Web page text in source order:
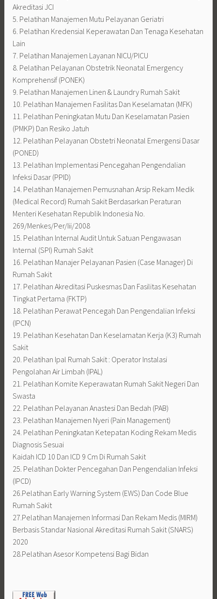
Akreditasi JCI
5. Pelatihan Manajemen Mutu Pelayanan Geriatri
6. Pelatihan Kredensial Keperawatan Dan Tenaga Kesehatan
Lain
7. Pelatihan Manajemen Layanan NICU/PICU
8. Pelatihan Pelayanan Obstetrik Neonatal Emergency
Komprehensif (PONEK)
9. Pelatihan Manajemen Linen & Laundry Rumah Sakit
10. Pelatihan Manajemen Fasilitas Dan Keselamatan (MFK)
11. Pelatihan Peningkatan Mutu Dan Keselamatan Pasien
(PMKP) Dan Resiko Jatuh
12. Pelatihan Pelayanan Obstetri Neonatal Emergensi Dasar
(PONED)
13. Pelatihan Implementasi Pencegahan Pengendalian
Infeksi Dasar (PPID)
14. Pelatihan Manajemen Pemusnahan Arsip Rekam Medik
(Medical Record) Rumah Sakit Berdasarkan Peraturan
Menteri Kesehatan Republik Indonesia No.
269/Menkes/Per/Iii/2008
15. Pelatihan Internal Audit Untuk Satuan Pengawasan
Internal (SPI) Rumah Sakit
16. Pelatihan Manajer Pelayanan Pasien (Case Manager) Di
Rumah Sakit
17. Pelatihan Akreditasi Puskesmas Dan Fasilitas Kesehatan
Tingkat Pertama (FKTP)
18. Pelatihan Perawat Pencegah Dan Pengendalian Infeksi
(IPCN)
19. Pelatihan Kesehatan Dan Keselamatan Kerja (K3) Rumah
Sakit
20. Pelatihan Ipal Rumah Sakit : Operator Instalasi
Pengolahan Air Limbah (IPAL)
21. Pelatihan Komite Keperawatan Rumah Sakit Negeri Dan
Swasta
22. Pelatihan Pelayanan Anastesi Dan Bedah (PAB)
23. Pelatihan Manajemen Nyeri (Pain Management)
24. Pelatihan Peningkatan Ketepatan Koding Rekam Medis
Diagnosis Sesuai
Kaidah ICD 10 Dan ICD 9 Cm Di Rumah Sakit
25. Pelatihan Dokter Pencegahan Dan Pengendalian Infeksi
(IPCD)
26.Pelatihan Early Warning System (EWS) Dan Code Blue
Rumah Sakit
27.Pelatihan Manajemen Informasi Dan Rekam Medis (MIRM)
Berbasis Standar Nasional Akreditasi Rumah Sakit (SNARS)
2020
28.Pelatihan Asesor Kompetensi Bagi Bidan